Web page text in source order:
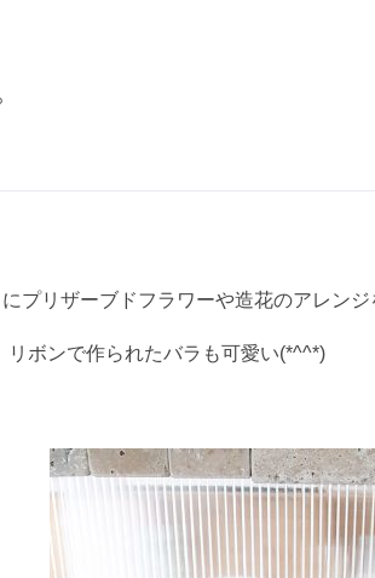
プリザーブドフラワーや造花のアレン
リボンで作られたバラも可愛い(*^^*)